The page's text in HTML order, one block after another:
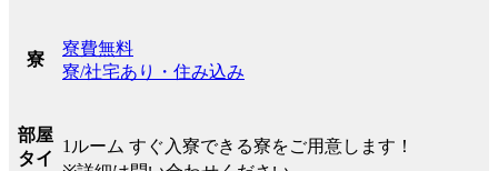
寮
寮費無料
寮/社宅あり・住み込み
部屋
タイ
1ルーム すぐ入寮できる寮をご用意します！